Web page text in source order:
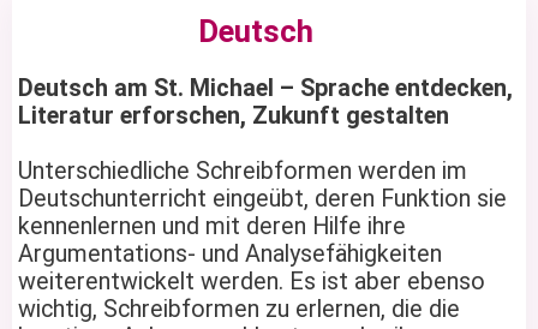
Physik
SoWi & Politik
Pädagogik
Musik
Sport
Deutsch
Deutsch am St. Michael – Sprache entdecken,
Literatur erforschen, Zukunft gestalten
Unterschiedliche Schreibformen werden im
Deutschunterricht eingeübt, deren Funktion sie
kennenlernen und mit deren Hilfe ihre
Argumentations- und Analysefähigkeiten
weiterentwickelt werden. Es ist aber ebenso
wichtig, Schreibformen zu erlernen, die die